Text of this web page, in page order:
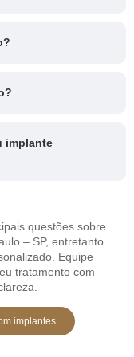
implante
questões sobre
– SP, entretanto
Equipe
tratamento com
implantes